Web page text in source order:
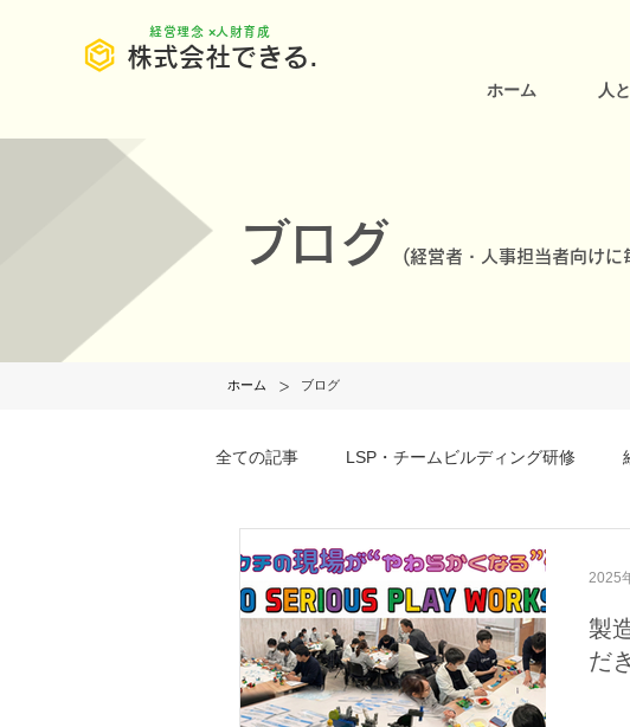
株式会社できる.
​経営理念 ×人財育成
ホーム 人
ブログ (経営者・人事担当者向けに
ホーム > ブログ
全ての記事 LSP・チームビルディング研修
事例・お客様の声 SDGs・地域活動
製
だ
2025